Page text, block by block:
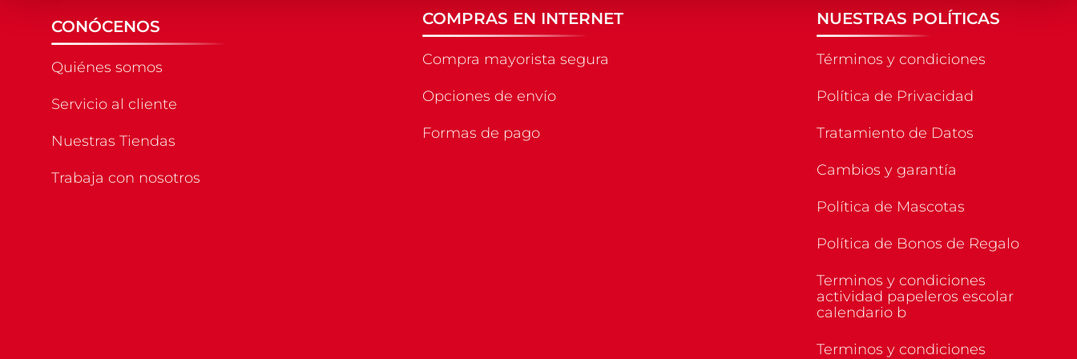
CONÓCENOS
Quiénes somos
Servicio al cliente
Nuestras Tiendas
Trabaja con nosotros
COMPRAS EN INTERNET
Compra mayorista segura
Opciones de envío
Formas de pago
NUESTRAS POLÍTICAS
Términos y condiciones
Política de Privacidad
Tratamiento de Datos
Cambios y garantía
Política de Mascotas
Política de Bonos de Regalo
Terminos y condiciones
actividad papeleros escolar
calendario b
Terminos y condiciones